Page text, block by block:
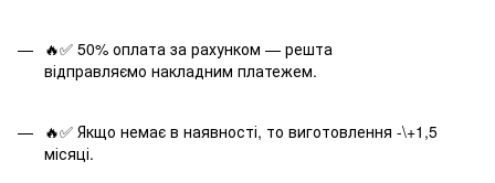
🔥✅ 50% оплата за рахунком — решта
відправляємо накладним платежем.
🔥✅ Якщо немає в наявності, то виготовлення -\+1,5
місяці.